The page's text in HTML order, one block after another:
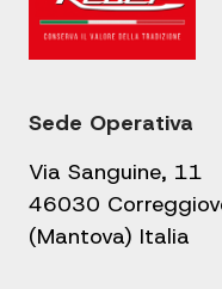
Sede Operativa
Via Sanguine, 11
46030
(Mantova) Italia